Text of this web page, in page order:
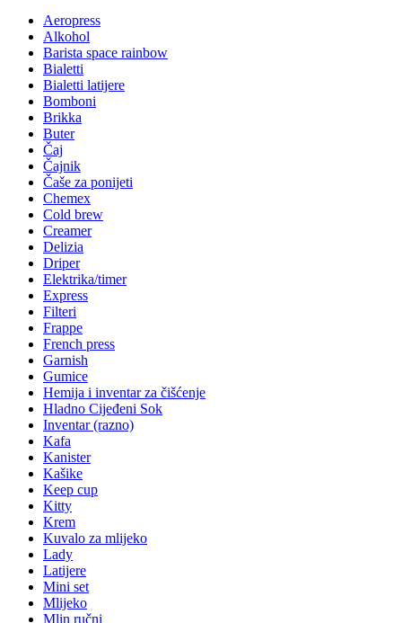
Aeropress
Alkohol
Barista space rainbow
Bialetti
Bialetti latijere
Bomboni
Brikka
Buter
Čaj
Čajnik
Čaše za ponijeti
Chemex
Cold brew
Creamer
Delizia
Driper
Elektrika/timer
Express
Filteri
Frappe
French press
Garnish
Gumice
Hemija i inventar za čišćenje
Hladno Cijeđeni Sok
Inventar (razno)
Kafa
Kanister
Kašike
Keep cup
Kitty
Krem
Kuvalo za mlijeko
Lady
Latijere
Mini set
Mlijeko
Mlin ručni